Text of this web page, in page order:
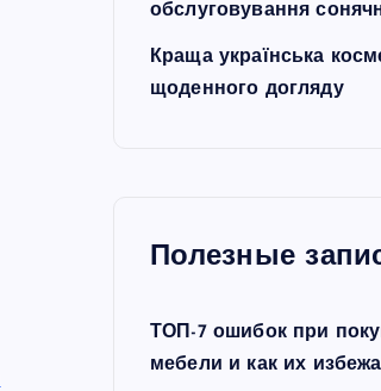
обслуговування
Краща українська
щоденного догляду
Полезные
ТОП-7 ошибок при
мебели и как их